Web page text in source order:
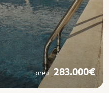
preu283.000€